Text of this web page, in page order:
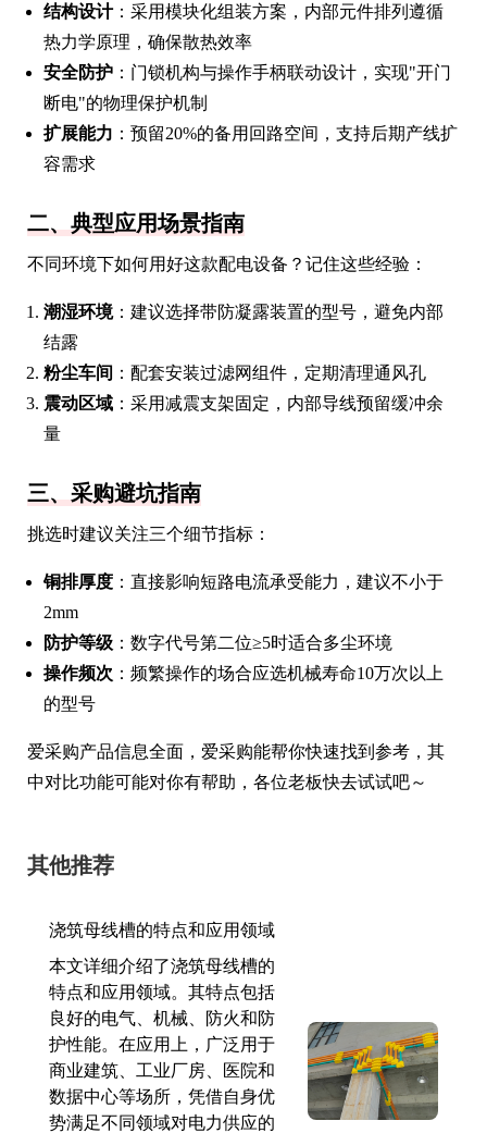
结构设计：采用模块化组装方案，内部元件排列遵循
热力学原理，确保散热效率
安全防护 ：门锁机构与操作手柄联动设计，实现"开门
断电"的物理保护机制
扩展能力 ：预留20%的备用回路空间，支持后期产线扩
容需求
二、典型应用场景指南
不同环境下如何用好这款配电设备？记住这些经验：
潮湿环境：建议选择带防凝露装置的型号，避免内部
结露
粉尘车间 ：配套安装过滤网组件，定期清理通风孔
震动区域 ：采用减震支架固定，内部导线预留缓冲余
量
三、采购避坑指南
挑选时建议关注三个细节指标：
铜排厚度 ：直接影响短路电流承受能力，建议不小于
2mm
防护等级 ：数字代号第二位≥5时适合多尘环境
操作频次 ：频繁操作的场合应选机械寿命10万次以上
的型号
爱采购产品信息全面，爱采购能帮你快速找到参考，其
中对比功能可能对你有帮助，各位老板快去试试吧～
其他推荐
浇筑母线槽的特点和应用领域
本文详细介绍了浇筑母线槽的
特点和应用领域。其特点包括
良好的电气、机械、防火和防
护性能。在应用上，广泛用于
商业建筑、工业厂房、医院和
数据中心等场所，凭借自身优
势满足不同领域对电力供应的